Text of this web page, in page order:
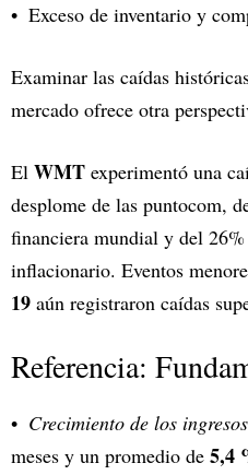
Exceso de inventario y
Examinar las caídas
mercado ofrece otra
El WMT experimentó una
desplome de las puntocom,
financiera mundial y del
inflacionario. Eventos
19 aún registraron caídas
Referencia:
Crecimiento de los
meses y un promedio de 5,4